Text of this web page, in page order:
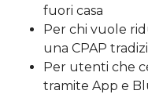
fuori casa
Per chi vuole
una CPAP
Per utenti che
tramite App e